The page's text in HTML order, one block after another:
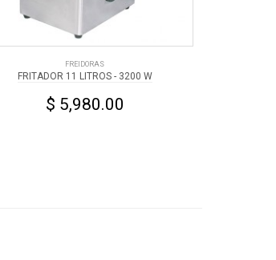
FREIDORAS
FRITADOR 11 LITROS - 3200 W
$ 5,980.00